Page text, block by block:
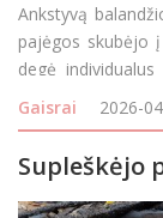
Ankstyvą
pajėgos skubėjo
degė individualus
namas degė
nudegė visas
Gaisrai 2026-
Supleškėjo